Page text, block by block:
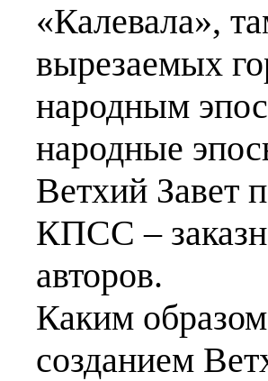
«Калевала»,
вырезаемых
народным
народные
Ветхий Завет
КПСС –
авторов.
Каким
созданием